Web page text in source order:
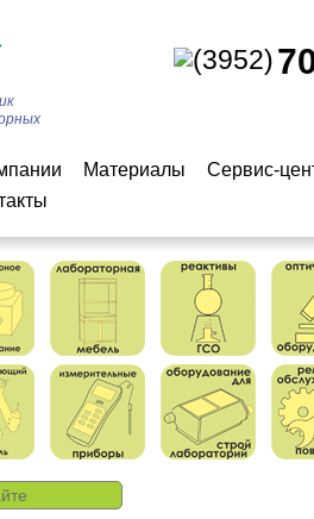
(3952)
Материалы
Сервис-